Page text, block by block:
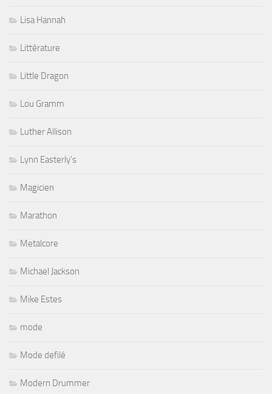
Lisa Hannah
Littérature
Little Dragon
Lou Gramm
Luther Allison
Lynn Easterly's
Magicien
Marathon
Metalcore
Michael Jackson
Mike Estes
mode
Mode defilé
Modern Drummer